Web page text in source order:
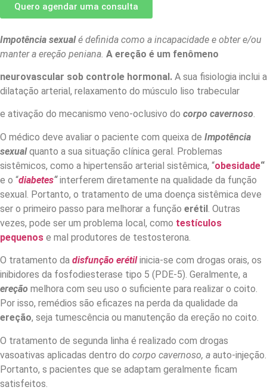
Quero agendar uma consulta
Impotência sexualé definida como a incapacidade e obter e/ou
manter a ereção peniana. A ereção é um fenômeno
neurovascular sob controle hormonal. A sua fisiologia inclui a
dilatação arterial, relaxamento do músculo liso trabecular
e ativação do mecanismo veno-oclusivo do corpo cavernoso.
O médico deve avaliar o paciente com queixa de Impotência
sexualquanto a sua situação clínica geral. Problemas
sistêmicos, como a hipertensão arterial sistêmica, “obesidade“
e o “diabetes“interferem diretamente na qualidade da função
sexual. Portanto, o tratamento de uma doença sistêmica deve
ser o primeiro passo para melhorar a função erétil. Outras
vezes, pode ser um problema local, como testículos
pequenos e mal produtores de testosterona.
O tratamento da disfunção erétilinicia-se com drogas orais, os
inibidores da fosfodiesterase tipo 5 (PDE-5). Geralmente, a
ereção melhora com seu uso o suficiente para realizar o coito.
Por isso, remédios são eficazes na perda da qualidade da
ereção, seja tumescência ou manutenção da ereção no coito.
O tratamento de segunda linha é realizado com drogas
vasoativas aplicadas dentro do corpo cavernoso, a auto-injeção.
Portanto, s pacientes que se adaptam geralmente ficam
satisfeitos.